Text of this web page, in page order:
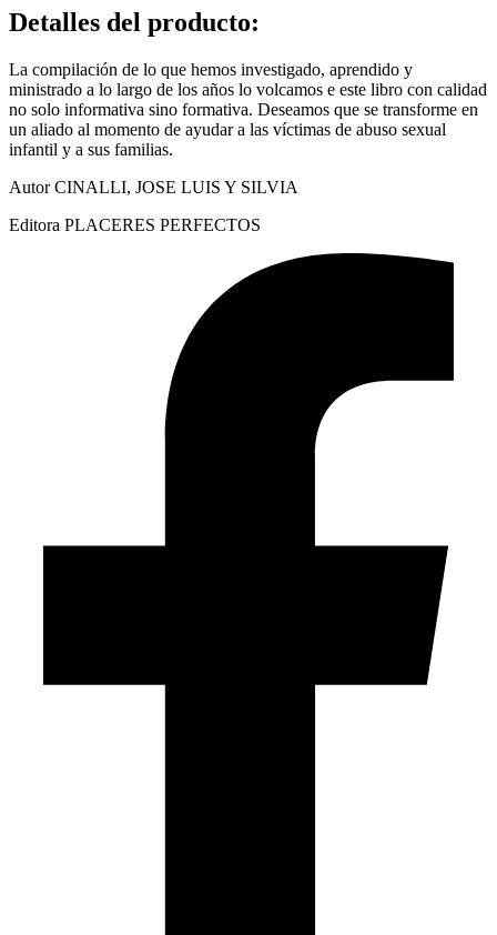
Detalles del producto:
La compilación de lo que hemos investigado, aprendido y
ministrado a lo largo de los años lo volcamos e este libro con calidad
no solo informativa sino formativa. Deseamos que se transforme en
un aliado al momento de ayudar a las víctimas de abuso sexual
infantil y a sus familias.
Autor CINALLI, JOSE LUIS Y SILVIA
Editora PLACERES PERFECTOS